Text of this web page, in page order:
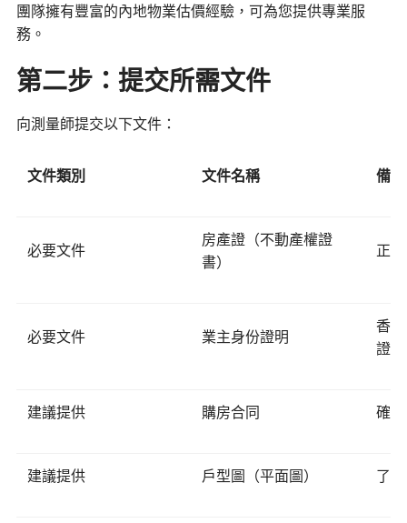
團隊擁有豐富的內地物業估價經驗，可為您提供專業服
務。
第二步：提交所需文件
向測量師提交以下文件：
文件類別 文件名稱 備註
必要文件
房產證（不動產權證
書）
正
必要文件 業主身份證明
香
證
建議提供 購房合同 確
建議提供 戶型圖（平面圖） 了